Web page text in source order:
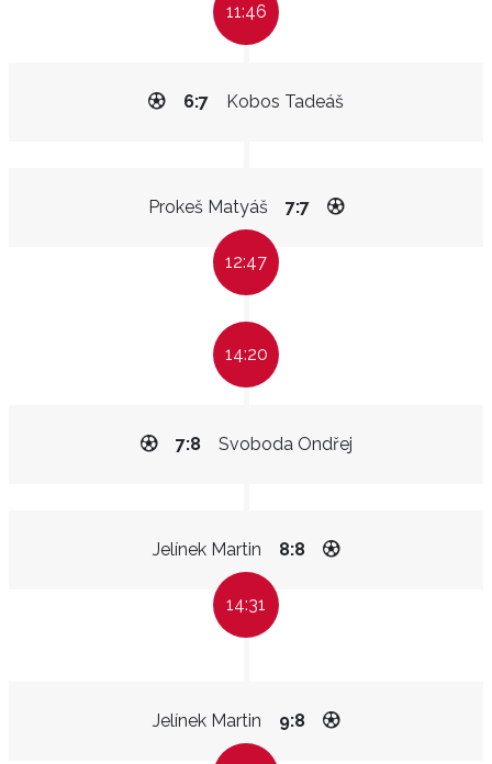
11:46
Kobos Tadeáš
6:7
Prokeš Matyáš 7:7
12:47
14:20
Svoboda Ondřej
7:8
Jelínek Martin 8:8
14:31
Jelínek Martin 9:8